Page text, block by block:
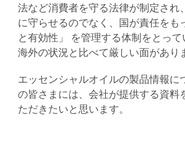
法など消費者を守る法律が制定され
に守らせるのでなく、国が責任をも
と有効性」 を管理する体制をとって
海外の状況と比べて厳しい面があり
エッセンシャルオイルの製品情報に
の皆さまには、会社が提供する資料
ただきたいと思います。